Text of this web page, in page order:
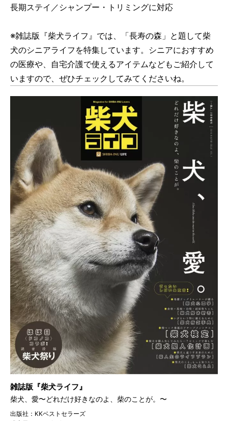
長期ステイ／シャンプー・トリミングに対応
※雑誌版『柴犬ライフ』では、「長寿の森」と題して柴
犬のシニアライフを特集しています。シニアにおすすめ
の医療や、自宅介護で使えるアイテムなどもご紹介して
いますので、ぜひチェックしてみてくださいね。
雑誌版『柴犬ライフ』
柴犬、愛〜どれだけ好きなのよ、柴のことが。〜
出版社：KKベストセラーズ